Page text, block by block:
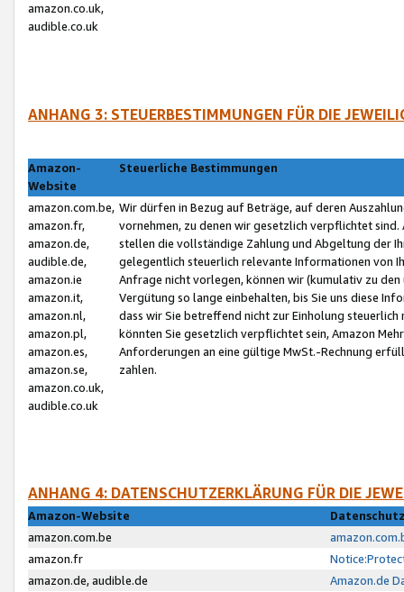
amazon.co.uk,
audible.co.uk
ANHANG 3: STEUERBESTIMMUNGEN FÜR DIE
Amazon-
Website
Steuerliche Bestimmungen
amazon.com.be,
amazon.fr,
amazon.de,
audible.de,
amazon.ie
amazon.it,
amazon.nl,
amazon.pl,
amazon.es,
amazon.se,
amazon.co.uk,
audible.co.uk
Wir dürfen in Bezug auf Beträge, auf deren
vornehmen, zu denen wir gesetzlich verpflichtet
stellen die vollständige Zahlung und Abgeltung der
gelegentlich steuerlich relevante Informationen von
Anfrage nicht vorlegen, können wir (kumulativ zu
Vergütung so lange einbehalten, bis Sie uns diese
dass wir Sie betreffend nicht zur Einholung
könnten Sie gesetzlich verpflichtet sein, Amazon
Anforderungen an eine gültige MwSt.-Rechnung
zahlen.
ANHANG 4: DATENSCHUTZERKLÄRUNG FÜR DIE
Amazon-Website
amazon.com.be
amazon.fr
amazon.de, audible.de
Amazon.de